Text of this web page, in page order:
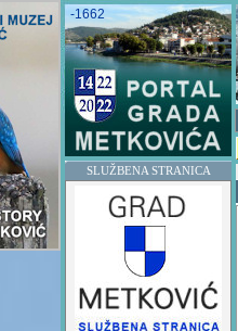
-1662
SLUŽBENA STRANICA